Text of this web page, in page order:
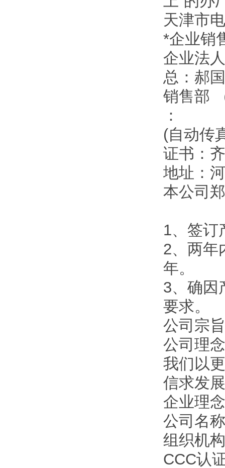
天津市
*企业销
企业法
总：郝
销售部
：
(自动传
证书：
地址：
本公司
1、签订
2、两年
年。
3、确因
要求。
公司宗
公司理
我们以
信求发
企业理
公司名
组织机
CCC认